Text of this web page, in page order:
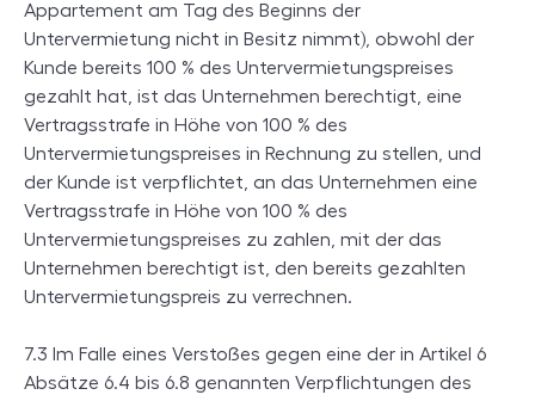
Appartement am Tag des Beginns der
Untervermietung nicht in Besitz nimmt), obwohl der
Kunde bereits 100 % des Untervermietungspreises
gezahlt hat, ist das Unternehmen berechtigt, eine
Vertragsstrafe in Höhe von 100 % des
Untervermietungspreises in Rechnung zu stellen, und
der Kunde ist verpflichtet, an das Unternehmen eine
Vertragsstrafe in Höhe von 100 % des
Untervermietungspreises zu zahlen, mit der das
Unternehmen berechtigt ist, den bereits gezahlten
Untervermietungspreis zu verrechnen.
7.3 Im Falle eines Verstoßes gegen eine der in Artikel 6
Absätze 6.4 bis 6.8 genannten Verpflichtungen des